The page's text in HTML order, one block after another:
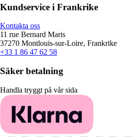
Kundservice i Frankrike
Kontakta oss
11 rue Bernard Maris
37270 Montlouis-sur-Loire, Frankrike
+33 1 86 47 62 58
Säker betalning
Handla tryggt på vår sida